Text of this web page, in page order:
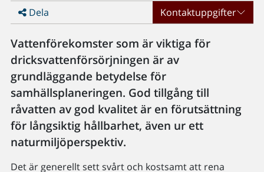
Dela Kontaktuppgifter
Vattenförekomster som är viktiga för
dricksvattenförsörjningen är av
grundläggande betydelse för
samhällsplaneringen. God tillgång till
råvatten av god kvalitet är en förutsättning
för långsiktig hållbarhet, även ur ett
naturmiljöperspektiv.
Det är generellt sett svårt och kostsamt att rena